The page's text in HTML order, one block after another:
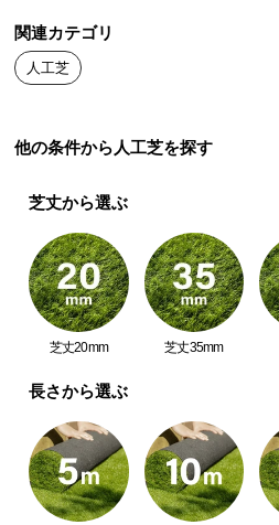
中
型
商
の
送
つ
い
て
小
商
の
配
送
関連カテゴリ
人工芝
他の条件から人工芝を探す
芝丈から選ぶ
芝丈20mm 芝丈35mm
長さから選ぶ